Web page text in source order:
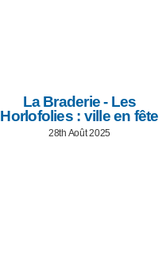
La Braderie - Les
Horlofolies : ville en fête
28th Août 2025